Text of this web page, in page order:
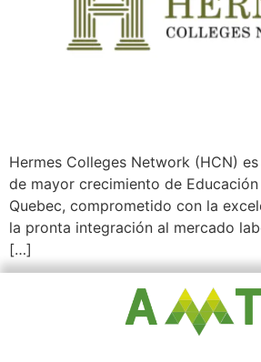
Hermes Colleges Network (HCN)
de mayor crecimiento de
Quebec, comprometido con la
la pronta integración al mercado
[…]